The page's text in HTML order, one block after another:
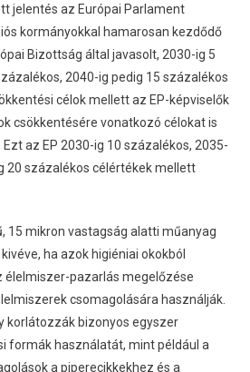
jelentés az Európai Parlament
kormányokkal hamarosan kezdődő
Bizottság által javasolt, 2030-ig 5
2040-ig pedig 15 százalékos
célok mellett az EP-képviselők
csökkentésére vonatkozó célokat is
az EP 2030-ig 10 százalékos, 2035-
20 százalékos célértékek mellett
15 mikron vastagság alatti műanyag
ha azok higiéniai okokból
élelmiszer-pazarlás megelőzése
csomagolására használják.
korlátozzák bizonyos egyszer
formák használatát, mint például a
a piperecikkekhez és a